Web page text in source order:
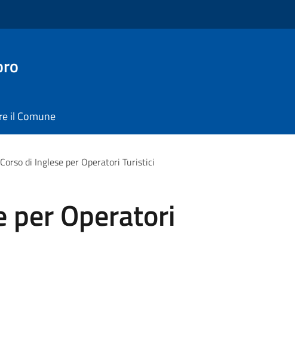
il Comune
Corso di Inglese per Operatori Turistici
per Operatori